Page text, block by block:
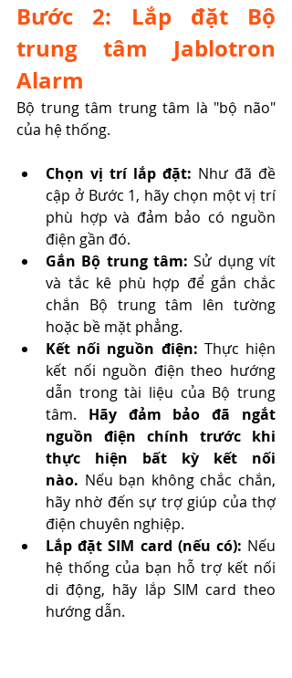
Bước 2: Lắp đặt Bộ
trung tâm Jablotron
Alarm
Bộ trung tâm trung tâm là "bộ não"
của hệ thống.
Chọn vị trí lắp đặt: Như đã đề
cập ở Bước 1, hãy chọn một vị trí
phù hợp và đảm bảo có nguồn
điện gần đó.
Gắn Bộ trung tâm: Sử dụng vít
và tắc kê phù hợp để gắn chắc
chắn Bộ trung tâm lên tường
hoặc bề mặt phẳng.
Kết nối nguồn điện: Thực hiện
kết nối nguồn điện theo hướng
dẫn trong tài liệu của Bộ trung
tâm. Hãy đảm bảo đã ngắt
nguồn điện chính trước khi
thực hiện bất kỳ kết nối
nào. Nếu bạn không chắc chắn,
hãy nhờ đến sự trợ giúp của thợ
điện chuyên nghiệp.
Lắp đặt SIM card (nếu có): Nếu
hệ thống của bạn hỗ trợ kết nối
di động, hãy lắp SIM card theo
hướng dẫn.